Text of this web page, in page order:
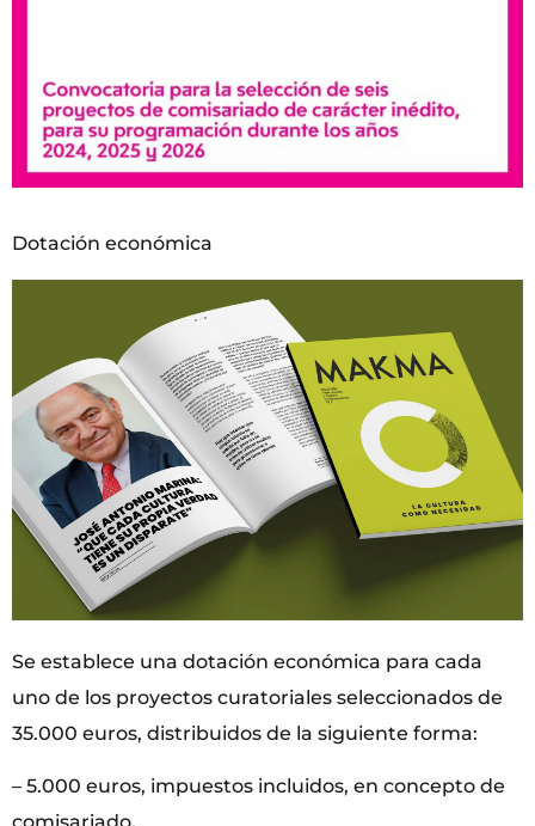
Dotación económica
Se establece una dotación económica para cada
uno de los proyectos curatoriales seleccionados de
35.000 euros, distribuidos de la siguiente forma:
– 5.000 euros, impuestos incluidos, en concepto de